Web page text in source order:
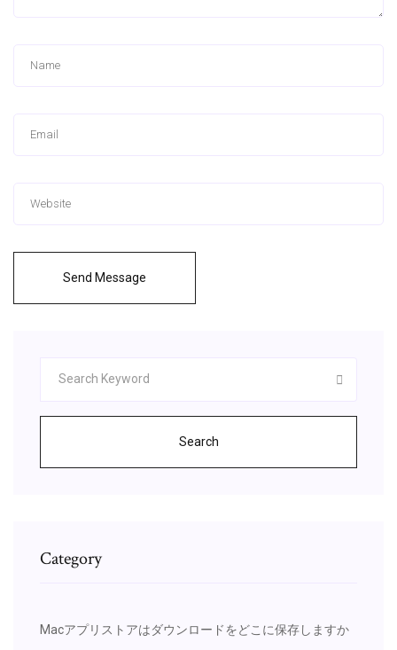
Send Message
Search
Category
Macアプリストアはダウンロードをどこに保存しますか